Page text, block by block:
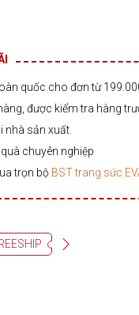
quốc cho đơn từ
được kiểm tra hàng
nhà sản xuất.
chuyên nghiệp
trọn bộ BST trang sức